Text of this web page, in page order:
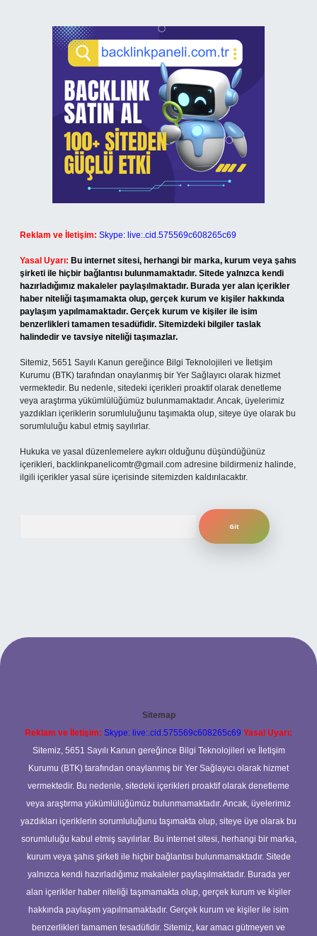
Reklam ve İletişim: Skype: live:.cid.575569c608265c69
Yasal Uyarı: Bu internet sitesi, herhangi bir marka, kurum veya şahıs
şirketi ile hiçbir bağlantısı bulunmamaktadır. Sitede yalnızca kendi
hazırladığımız makaleler paylaşılmaktadır. Burada yer alan içerikler
haber niteliği taşımamakta olup, gerçek kurum ve kişiler hakkında
paylaşım yapılmamaktadır. Gerçek kurum ve kişiler ile isim
benzerlikleri tamamen tesadüfidir. Sitemizdeki bilgiler taslak
halindedir ve tavsiye niteliği taşımazlar.
Sitemiz, 5651 Sayılı Kanun gereğince Bilgi Teknolojileri ve İletişim
Kurumu (BTK) tarafından onaylanmış bir Yer Sağlayıcı olarak hizmet
vermektedir. Bu nedenle, sitedeki içerikleri proaktif olarak denetleme
veya araştırma yükümlülüğümüz bulunmamaktadır. Ancak, üyelerimiz
yazdıkları içeriklerin sorumluluğunu taşımakta olup, siteye üye olarak bu
sorumluluğu kabul etmiş sayılırlar.
Hukuka ve yasal düzenlemelere aykırı olduğunu düşündüğünüz
içerikleri, backlinkpanelicomtr@gmail.com adresine bildirmeniz halinde,
ilgili içerikler yasal süre içerisinde sitemizden kaldırılacaktır.
Sitemap
Reklam ve İletişim: Skype: live:.cid.575569c608265c69 Yasal Uyarı:
Sitemiz, 5651 Sayılı Kanun gereğince Bilgi Teknolojileri ve İletişim
Kurumu (BTK) tarafından onaylanmış bir Yer Sağlayıcı olarak hizmet
vermektedir. Bu nedenle, sitedeki içerikleri proaktif olarak denetleme
veya araştırma yükümlülüğümüz bulunmamaktadır. Ancak, üyelerimiz
yazdıkları içeriklerin sorumluluğunu taşımakta olup, siteye üye olarak bu
sorumluluğu kabul etmiş sayılırlar. Bu internet sitesi, herhangi bir marka,
kurum veya şahıs şirketi ile hiçbir bağlantısı bulunmamaktadır. Sitede
yalnızca kendi hazırladığımız makaleler paylaşılmaktadır. Burada yer
alan içerikler haber niteliği taşımamakta olup, gerçek kurum ve kişiler
hakkında paylaşım yapılmamaktadır. Gerçek kurum ve kişiler ile isim
benzerlikleri tamamen tesadüfidir. Sitemiz, kar amacı gütmeyen ve